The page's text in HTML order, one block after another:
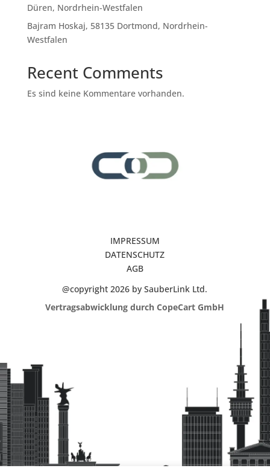
Düren, Nordrhein-Westfalen
Bajram Hoskaj, 58135 Dortmond, Nordrhein-
Westfalen
Recent Comments
Es sind keine Kommentare vorhanden.
IMPRESSUM
DATENSCHUTZ
AGB
@copyright 2026 by SauberLink Ltd.
Vertragsabwicklung durch CopeCart GmbH